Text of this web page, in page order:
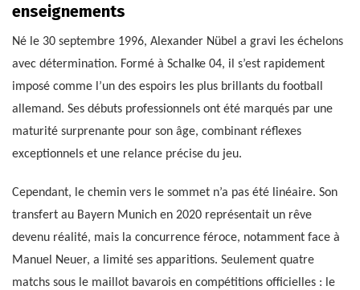
enseignements
Né le 30 septembre 1996, Alexander Nübel a gravi les échelons
avec détermination. Formé à Schalke 04, il s’est rapidement
imposé comme l’un des espoirs les plus brillants du football
allemand. Ses débuts professionnels ont été marqués par une
maturité surprenante pour son âge, combinant réflexes
exceptionnels et une relance précise du jeu.
Cependant, le chemin vers le sommet n’a pas été linéaire. Son
transfert au Bayern Munich en 2020 représentait un rêve
devenu réalité, mais la concurrence féroce, notamment face à
Manuel Neuer, a limité ses apparitions. Seulement quatre
matchs sous le maillot bavarois en compétitions officielles : le